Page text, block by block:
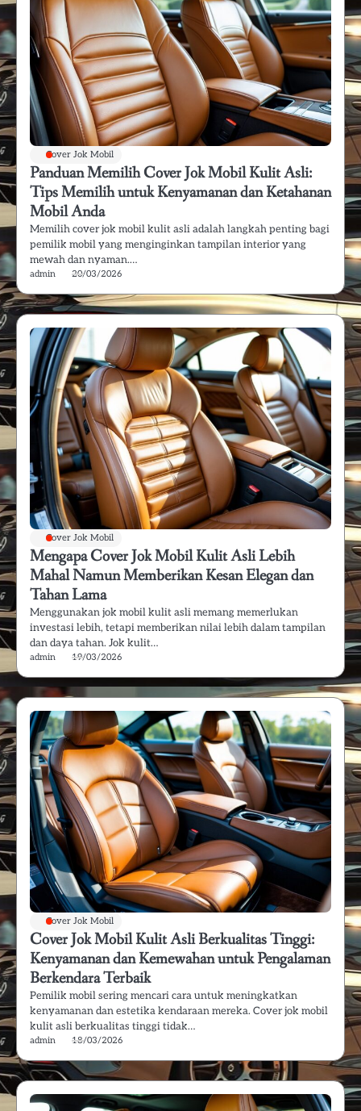
Cover Jok Mobil
Panduan Memilih Cover Jok Mobil Kulit Asli:
Tips Memilih untuk Kenyamanan dan Ketahanan
Mobil Anda
Memilih cover jok mobil kulit asli adalah langkah penting bagi
pemilik mobil yang menginginkan tampilan interior yang
mewah dan nyaman.…
admin 20/03/2026
Cover Jok Mobil
Mengapa Cover Jok Mobil Kulit Asli Lebih
Mahal Namun Memberikan Kesan Elegan dan
Tahan Lama
Menggunakan jok mobil kulit asli memang memerlukan
investasi lebih, tetapi memberikan nilai lebih dalam tampilan
dan daya tahan. Jok kulit…
admin 19/03/2026
Cover Jok Mobil
Cover Jok Mobil Kulit Asli Berkualitas Tinggi:
Kenyamanan dan Kemewahan untuk Pengalaman
Berkendara Terbaik
Pemilik mobil sering mencari cara untuk meningkatkan
kenyamanan dan estetika kendaraan mereka. Cover jok mobil
kulit asli berkualitas tinggi tidak…
admin 18/03/2026